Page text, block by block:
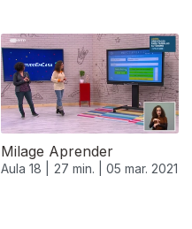
Milage Aprender
Aula 18 | 27 min. | 05 mar. 2021